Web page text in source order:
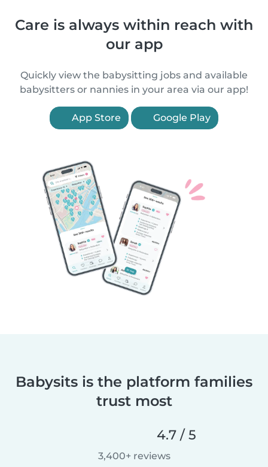
Care is always within reach with
our app
Quickly view the babysitting jobs and available
babysitters or nannies in your area via our app!
App Store Google Play
Babysits is the platform families
trust most
4.7 / 5
3,400+ reviews